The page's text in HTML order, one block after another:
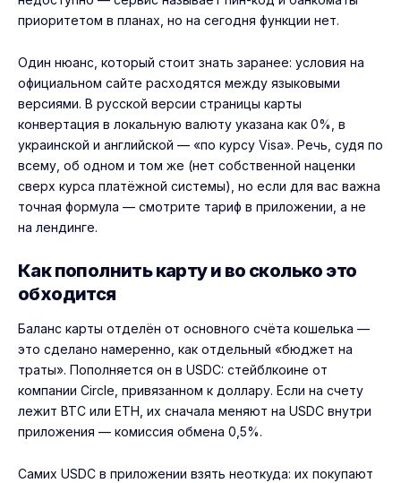
приоритетом в планах, но на сегодня функции нет.
Один нюанс, который стоит знать заранее: условия на
официальном сайте расходятся между языковыми
версиями. В русской версии страницы карты
конвертация в локальную валюту указана как 0%, в
украинской и английской — «по курсу Visa». Речь, судя по
всему, об одном и том же (нет собственной наценки
сверх курса платёжной системы), но если для вас важна
точная формула — смотрите тариф в приложении, а не
на лендинге.
Как пополнить карту и во сколько это
обходится
Баланс карты отделён от основного счёта кошелька —
это сделано намеренно, как отдельный «бюджет на
траты». Пополняется он в USDC: стейблкоине от
компании Circle, привязанном к доллару. Если на счету
лежит BTC или ETH, их сначала меняют на USDC внутри
приложения — комиссия обмена 0,5%.
Самих USDC в приложении взять неоткуда: их покупают